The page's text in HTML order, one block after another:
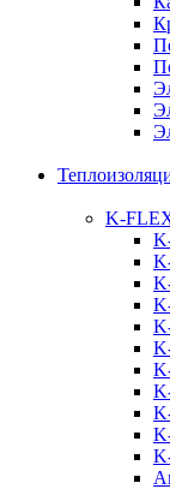
K-